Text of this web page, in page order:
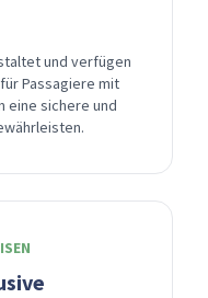
und verfügen
Passagiere mit
eine sichere und